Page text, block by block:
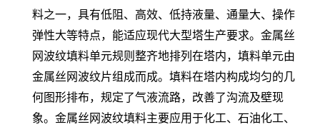
料之一，具有低阻、高效、低持液量、通量大、操作
弹性大等特点，能适应现代大型塔生产要求。金属丝
网波纹填料单元规则整齐地排列在塔内，填料单元由
金属丝网波纹片组成而成。填料在塔内构成均匀的几
何图形排布，规定了气液流路，改善了沟流及壁现
象。金属丝网波纹填料主要应用于化工、石油化工、